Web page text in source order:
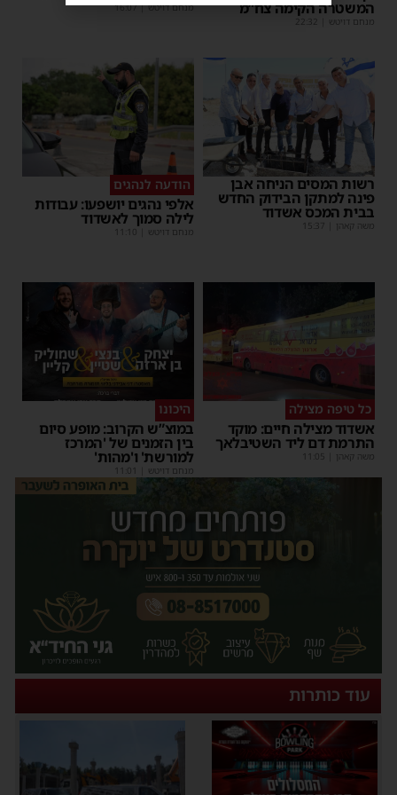
המשטרה הקימה צח”מ
מנחם דויטש
מנחם דויטש |
16:07
רשות המסים הניחה אבן
פינה למתקן הבידוק החדש
בבית המכס אשדוד
משה קאהן 15:37
הודעה לנהגים
אלפי נהגים יושפעו: עבודות
לילה סמוך לאשדוד
מנחם דויטש
כל טיפה מצילה
אשדוד מצילה חיים: מוקד
התרמת דם ליד השטיבלאך
משה קאהן 11:05
היכונו
במוצ”ש הקרוב: מופע סיום
בין הזמנים של 'המרכז
למורשת' ו'מהות'
מנחם דויטש 11:01
עוד כותרות